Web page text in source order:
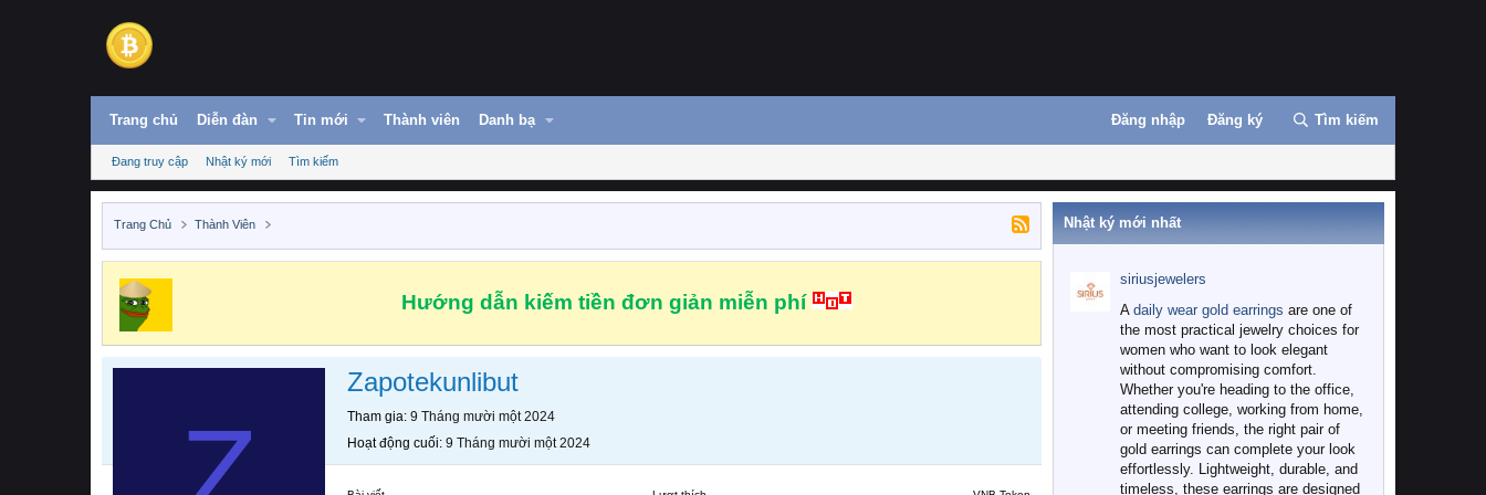
Trang chủ Diễn đàn Tin mới Thành viên Danh bạ Đăng nhập Đăng ký Tìm kiếm
Đang truy cập Nhật ký mới Tìm kiếm
Trang Chủ Thành Viên
Hướng dẫn kiếm tiền đơn giản miễn phí
Zapotekunlibut
Tham gia 9 Tháng mười một 2024
Hoạt động cuối 9 Tháng mười một 2024
Nhật ký mới nhất
siriusjewelers
A daily wear gold earrings are one of
the most practical jewelry choices for
women who want to look elegant
without compromising comfort.
Whether you're heading to the office,
attending college, working from home,
or meeting friends, the right pair of
gold earrings can complete your look
effortlessly. Lightweight, durable, and
timeless, these earrings are designed